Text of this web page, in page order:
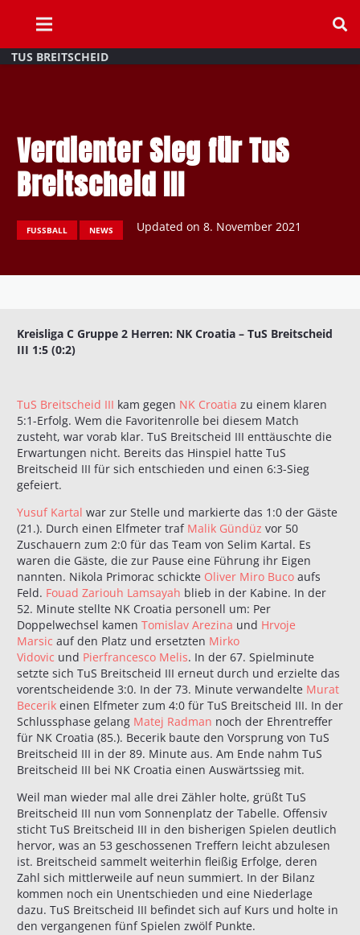
TUS BREITSCHEID
Verdienter Sieg für TuS
Breitscheid III
FUSSBALL NEWS Updated on 8. November 2021
Kreisliga C Gruppe 2 Herren: NK Croatia – TuS Breitscheid
III 1:5 (0:2)
TuS Breitscheid III kam gegen NK Croatia zu einem klaren
5:1-Erfolg. Wem die Favoritenrolle bei diesem Match
zusteht, war vorab klar. TuS Breitscheid III enttäuschte die
Erwartungen nicht. Bereits das Hinspiel hatte TuS
Breitscheid III für sich entschieden und einen 6:3-Sieg
gefeiert.
Yusuf Kartal war zur Stelle und markierte das 1:0 der Gäste
(21.). Durch einen Elfmeter traf Malik Gündüz vor 50
Zuschauern zum 2:0 für das Team von Selim Kartal. Es
waren die Gäste, die zur Pause eine Führung ihr Eigen
nannten. Nikola Primorac schickte Oliver Miro Buco aufs
Feld. Fouad Zariouh Lamsayah blieb in der Kabine. In der
52. Minute stellte NK Croatia personell um: Per
Doppelwechsel kamen Tomislav Arezina und Hrvoje
Marsic auf den Platz und ersetzten Mirko
Vidovic und Pierfrancesco Melis. In der 67. Spielminute
setzte sich TuS Breitscheid III erneut durch und erzielte das
vorentscheidende 3:0. In der 73. Minute verwandelte Murat
Becerik einen Elfmeter zum 4:0 für TuS Breitscheid III. In der
Schlussphase gelang Matej Radman noch der Ehrentreffer
für NK Croatia (85.). Becerik baute den Vorsprung von TuS
Breitscheid III in der 89. Minute aus. Am Ende nahm TuS
Breitscheid III bei NK Croatia einen Auswärtssieg mit.
Weil man wieder mal alle drei Zähler holte, grüßt TuS
Breitscheid III nun vom Sonnenplatz der Tabelle. Offensiv
sticht TuS Breitscheid III in den bisherigen Spielen deutlich
hervor, was an 53 geschossenen Treffern leicht abzulesen
ist. Breitscheid sammelt weiterhin fleißig Erfolge, deren
Zahl sich mittlerweile auf neun summiert. In der Bilanz
kommen noch ein Unentschieden und eine Niederlage
dazu. TuS Breitscheid III befindet sich auf Kurs und holte in
den vergangenen fünf Spielen zwölf Punkte.